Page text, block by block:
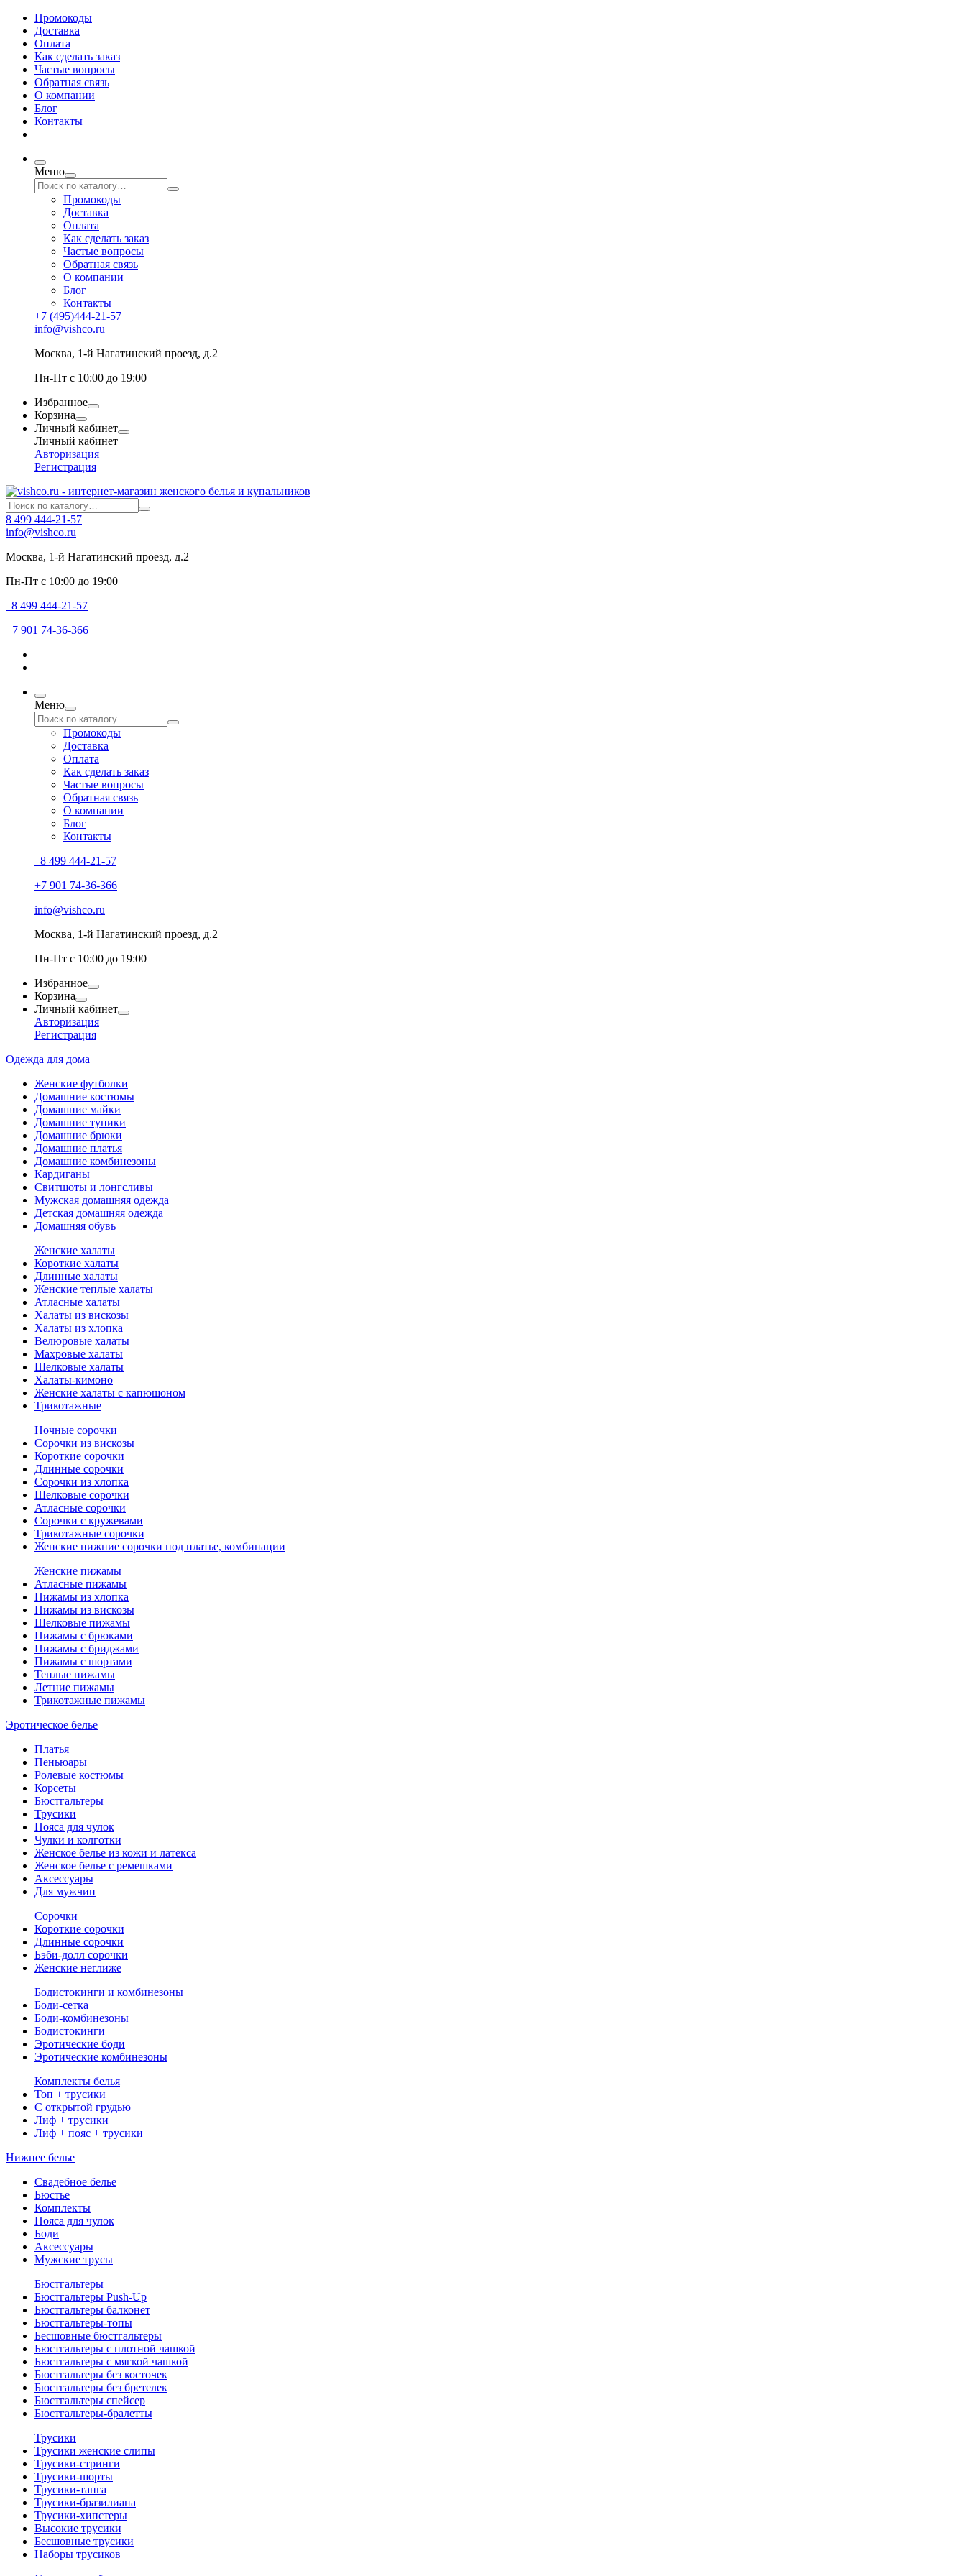
Промокоды
Доставка
Оплата
Как сделать заказ
Частые вопросы
Обратная связь
О компании
Блог
Контакты
Меню
Промокоды
Доставка
Оплата
Как сделать заказ
Частые вопросы
Обратная связь
О компании
Блог
Контакты
+7 (495)444-21-57
info@vishco.ru
Москва, 1-й Нагатинский проезд, д.2
Пн-Пт с 10:00 до 19:00
Избранное
Корзина
Личный кабинет
Личный кабинет
Авторизация
Регистрация
8 499 444-21-57
info@vishco.ru
Москва, 1-й Нагатинский проезд, д.2
Пн-Пт с 10:00 до 19:00
8 499 444-21-57
+7 901 74-36-366
Меню
Промокоды
Доставка
Оплата
Как сделать заказ
Частые вопросы
Обратная связь
О компании
Блог
Контакты
8 499 444-21-57
+7 901 74-36-366
info@vishco.ru
Москва, 1-й Нагатинский проезд, д.2
Пн-Пт с 10:00 до 19:00
Избранное
Корзина
Личный кабинет
Авторизация
Регистрация
Одежда для дома
Женские футболки
Домашние костюмы
Домашние майки
Домашние туники
Домашние брюки
Домашние платья
Домашние комбинезоны
Кардиганы
Свитшоты и лонгсливы
Мужская домашняя одежда
Детская домашняя одежда
Домашняя обувь
Женские халаты
Короткие халаты
Длинные халаты
Женские теплые халаты
Атласные халаты
Халаты из вискозы
Халаты из хлопка
Велюровые халаты
Махровые халаты
Шелковые халаты
Халаты-кимоно
Женские халаты с капюшоном
Трикотажные
Ночные сорочки
Сорочки из вискозы
Короткие сорочки
Длинные сорочки
Сорочки из хлопка
Шелковые сорочки
Атласные сорочки
Сорочки с кружевами
Трикотажные сорочки
Женские нижние сорочки под платье, комбинации
Женские пижамы
Атласные пижамы
Пижамы из хлопка
Пижамы из вискозы
Шелковые пижамы
Пижамы с брюками
Пижамы с бриджами
Пижамы с шортами
Теплые пижамы
Летние пижамы
Трикотажные пижамы
Эротическое белье
Платья
Пеньюары
Ролевые костюмы
Корсеты
Бюстгальтеры
Трусики
Пояса для чулок
Чулки и колготки
Женское белье из кожи и латекса
Женское белье с ремешками
Аксессуары
Для мужчин
Сорочки
Короткие сорочки
Длинные сорочки
Бэби-долл сорочки
Женские неглиже
Бодистокинги и комбинезоны
Боди-сетка
Боди-комбинезоны
Бодистокинги
Эротические боди
Эротические комбинезоны
Комплекты белья
Топ + трусики
С открытой грудью
Лиф + трусики
Лиф + пояс + трусики
Нижнее белье
Свадебное белье
Бюстье
Комплекты
Пояса для чулок
Боди
Аксессуары
Мужские трусы
Бюстгальтеры
Бюстгальтеры Push-Up
Бюстгальтеры балконет
Бюстгальтеры-топы
Бесшовные бюстгальтеры
Бюстгальтеры с плотной чашкой
Бюстгальтеры с мягкой чашкой
Бюстгальтеры без косточек
Бюстгальтеры без бретелек
Бюстгальтеры спейсер
Бюстгальтеры-бралетты
Трусики
Трусики женские слипы
Трусики-стринги
Трусики-шорты
Трусики-танга
Трусики-бразилиана
Трусики-хипстеры
Высокие трусики
Бесшовные трусики
Наборы трусиков